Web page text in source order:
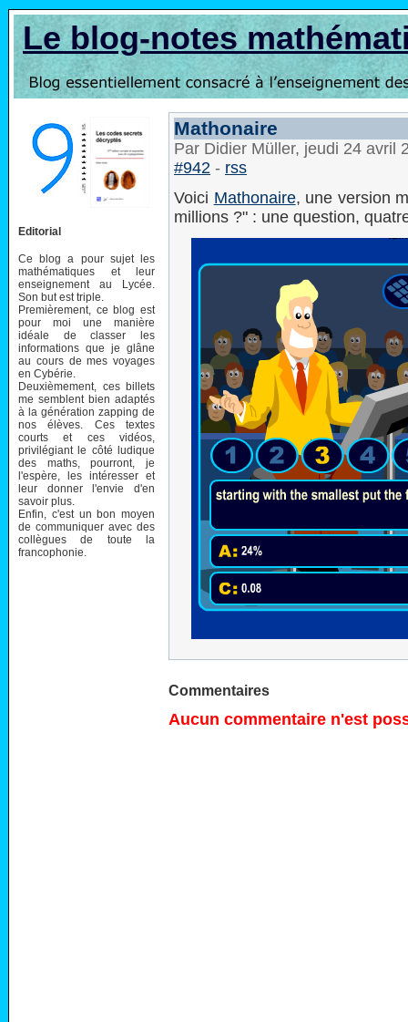
Le blog-notes
Editorial
Ce blog a pour sujet les
mathématiques et leur
enseignement au Lycée.
Son but est triple.
Premièrement, ce blog est
pour moi une manière
idéale de classer les
informations que je glâne
au cours de mes voyages
en Cybérie.
Deuxièmement, ces billets
me semblent bien adaptés
à la génération zapping de
nos élèves. Ces textes
courts et ces vidéos,
privilégiant le côté ludique
des maths, pourront, je
l'espère, les intéresser et
leur donner l'envie d'en
savoir plus.
Enfin, c'est un bon moyen
de communiquer avec des
collègues de toute la
francophonie.
Mathonaire
Par Didier Müller, jeudi 24 avril
#942 - rss
Voici Mathonaire, une version
millions ?" : une question,
Commentaires
Aucun commentaire n'est